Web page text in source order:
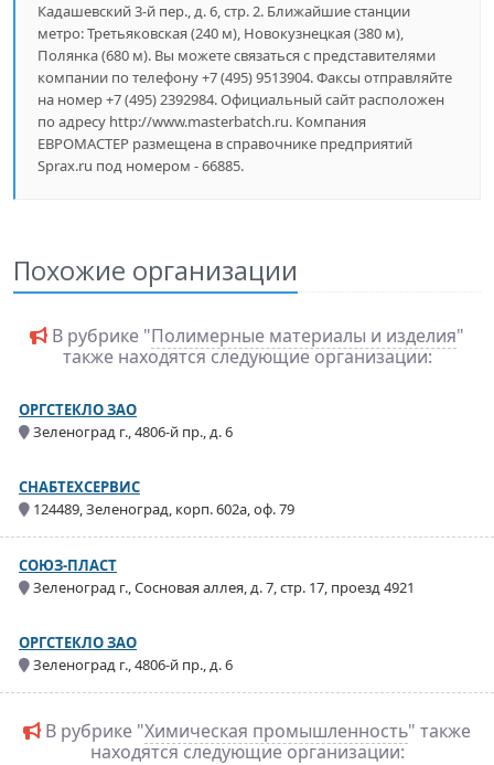
Кадашевский 3-й пер., д. 6, стр. 2. Ближайшие станции
метро: Третьяковская (240 м), Новокузнецкая (380 м),
Полянка (680 м). Вы можете связаться с представителями
компании по телефону +7 (495) 9513904. Факсы отправляйте
на номер +7 (495) 2392984. Официальный сайт расположен
по адресу http://www.masterbatch.ru. Компания
ЕВРОМАСТЕР размещена в справочнике предприятий
Sprax.ru под номером - 66885.
Похожие организации
В рубрике "Полимерные материалы и изделия"
также находятся следующие организации:
ОРГСТЕКЛО ЗАО
Зеленоград г., 4806-й пр., д. 6
СНАБТЕХСЕРВИС
124489, Зеленоград, корп. 602а, оф. 79
СОЮЗ-ПЛАСТ
Зеленоград г., Сосновая аллея, д. 7, стр. 17, проезд 4921
ОРГСТЕКЛО ЗАО
Зеленоград г., 4806-й пр., д. 6
В рубрике "Химическая промышленность" также
находятся следующие организации: